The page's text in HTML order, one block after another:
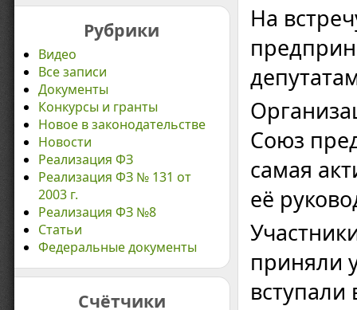
Рубрики
Видео
Все записи
Документы
Конкурсы и гранты
Новое в законодательстве
Новости
Реализация ФЗ
Реализация ФЗ № 131 от
2003 г.
Реализация ФЗ №8
Статьи
Федеральные документы
Счётчики
На
Союз
самая
её
приняли
вступали